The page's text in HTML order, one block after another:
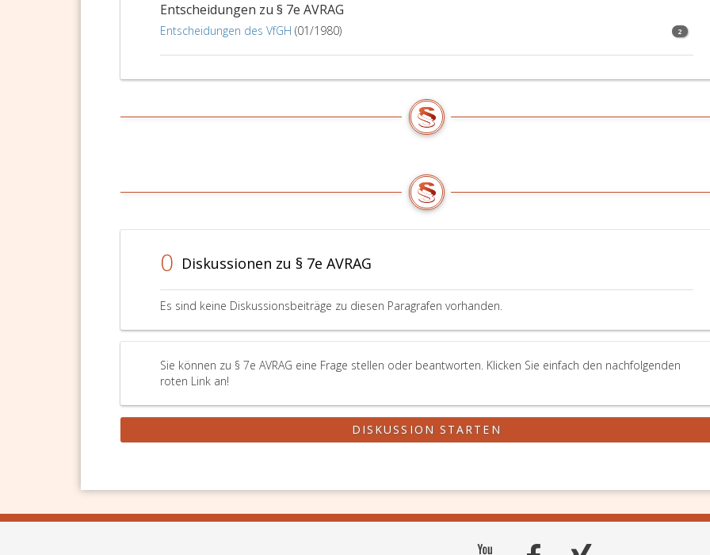
Entscheidungen zu § 7e AVRAG
Entscheidungen des VfGH (01/1980) 2
0 Diskussionen zu § 7e AVRAG
Es sind keine Diskussionsbeiträge zu diesen Paragrafen vorhanden.
Sie können zu § 7e AVRAG eine Frage stellen oder beantworten. Klicken Sie einfach den nachfolgenden
roten Link an!
DISKUSSION STARTEN